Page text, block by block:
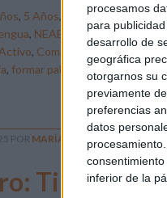
procesamos
para
desarrollo de
geográfica
otorgarnos su
previamente
preferencias
datos
inferior de la
, 5 Años, Actividad
, NEAE Primer Ciclo
, Competencia lingüística
, formar palabras, lectoescritura
POR MARÍA
Tipos de